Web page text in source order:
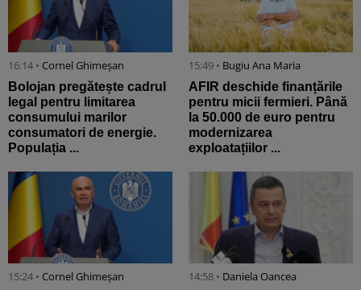
16:14 • Cornel Ghimeșan
Bolojan pregătește cadrul
legal pentru limitarea
consumului marilor
consumatori de energie.
Populația ...
15:49 • Bugiu ⁠Ana Maria
AFIR deschide finanțările
pentru micii fermieri. Până
la 50.000 de euro pentru
modernizarea
exploatațiilor ...
15:24 • Cornel Ghimeșan 14:58 • Daniela Oancea